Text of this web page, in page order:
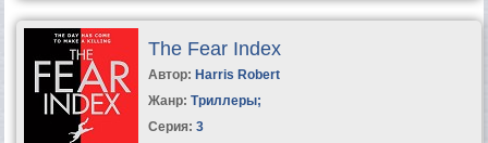
The Fear Index
Автор: Harris Robert
Жанр: Триллеры;
Серия: 3